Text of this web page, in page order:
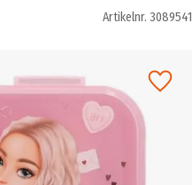
Artikelnr. 3089541